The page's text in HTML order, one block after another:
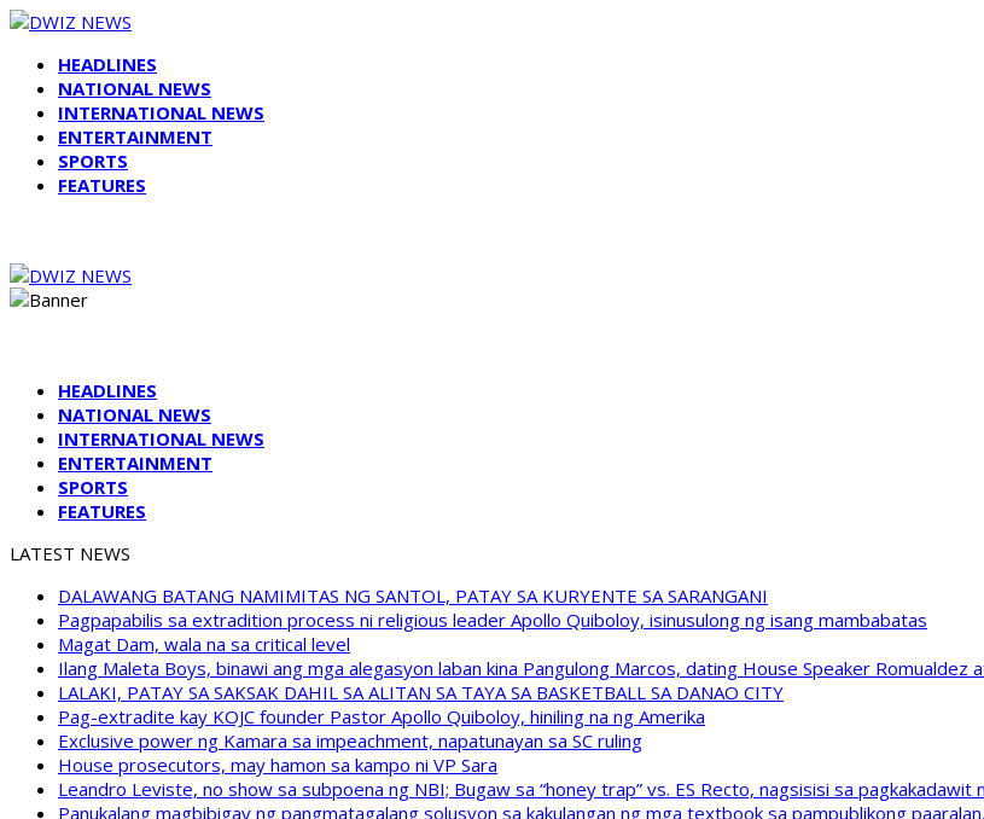
HEADLINES
NATIONAL NEWS
INTERNATIONAL NEWS
ENTERTAINMENT
SPORTS
FEATURES
HEADLINES
NATIONAL NEWS
INTERNATIONAL NEWS
ENTERTAINMENT
SPORTS
FEATURES
LATEST NEWS
DALAWANG BATANG NAMIMITAS NG SANTOL, PATAY SA KURYENTE SA SARANGANI
Pagpapabilis sa extradition process ni religious leader Apollo Quiboloy, isinusulong ng isang mambabatas
Magat Dam, wala na sa critical level
Ilang Maleta Boys, binawi ang mga alegasyon laban kina Pangulong Marcos, dating House Speaker Romualdez
LALAKI, PATAY SA SAKSAK DAHIL SA ALITAN SA TAYA SA BASKETBALL SA DANAO CITY
Pag-extradite kay KOJC founder Pastor Apollo Quiboloy, hiniling na ng Amerika
Exclusive power ng Kamara sa impeachment, napatunayan sa SC ruling
House prosecutors, may hamon sa kampo ni VP Sara
Leandro Leviste, no show sa subpoena ng NBI; Bugaw sa “honey trap” vs. ES Recto, nagsisisi sa pagkakadawit
Panukalang magbibigay ng pangmatagalang solusyon sa kakulangan ng mga textbook sa pampublikong